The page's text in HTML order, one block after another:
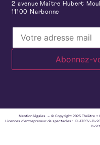
2 avenue Maître Hubert
11100 Narbonne
Mention légales – © Copyright 2025 Théâtre +
Licences d’entrepreneur de spectacles : PLATESV-D-
D-